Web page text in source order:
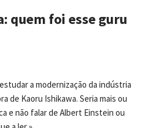
quem foi esse guru
a modernização da indústria
de Kaoru Ishikawa. Seria mais ou
e não falar de Albert Einstein ou